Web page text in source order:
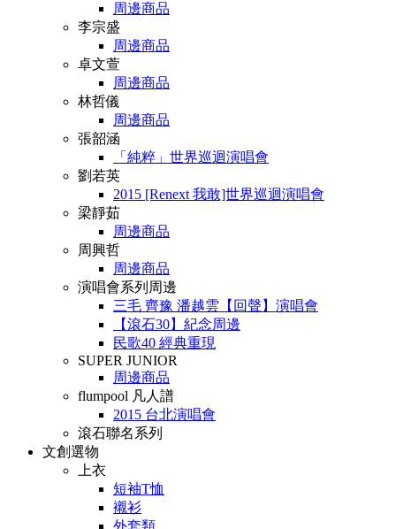
周邊商品
李宗盛
周邊商品
卓文萱
周邊商品
林哲儀
周邊商品
張韶涵
「純粹」世界巡迴演唱會
劉若英
2015 [Renext 我敢]世界巡迴演唱會
梁靜茹
周邊商品
周興哲
周邊商品
演唱會系列周邊
三毛 齊豫 潘越雲【回聲】演唱會
【滾石30】紀念周邊
民歌40 經典重現
SUPER JUNIOR
周邊商品
flumpool 凡人譜
2015 台北演唱會
滾石聯名系列
文創選物
上衣
短袖T恤
襯衫
外套類